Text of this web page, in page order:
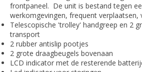
frontpaneel. De unit is bestand tegen
werkomgevingen, frequent
Telescopische 'trolley' handgreep en 2
transport
2 rubber antislip pootjes
2 grote draagbeugels bovenaan
LCD indicator met de resterende